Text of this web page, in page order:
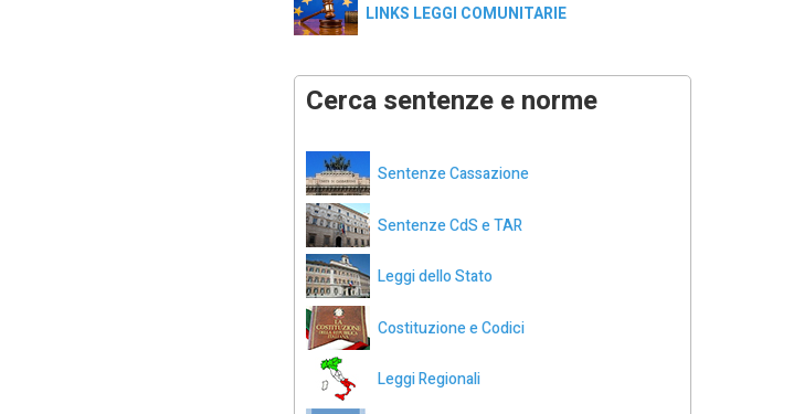
LINKS LEGGI COMUNITARIE
Cerca sentenze e norme
Sentenze Cassazione
Sentenze CdS e TAR
Leggi dello Stato
Costituzione e Codici
Leggi Regionali